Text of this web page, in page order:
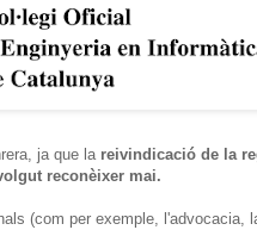
ja que la reivindicació de la
reconèixer mai.
(com per exemple, l'advocacia,